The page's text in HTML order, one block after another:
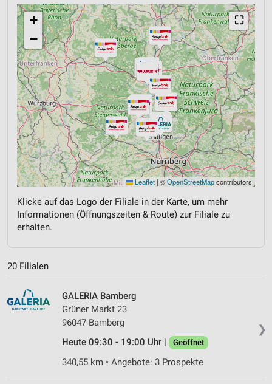
⛶
+
−
Leaflet | ©OpenStreetMapcontributors
Klicke auf das Logo der Filiale in der Karte, um mehr
Informationen (Öffnungszeiten & Route) zur Filiale zu
erhalten.
20 Filialen
❯
GALERIA Bamberg
Grüner Markt 23
96047 Bamberg
Heute 09:30 - 19:00 Uhr |
Geöffnet
340,55 km • Angebote: 3 Prospekte